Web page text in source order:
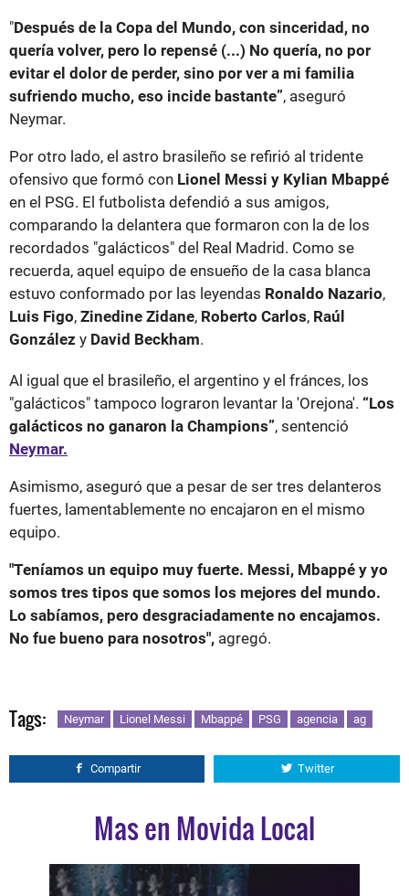
"Después de la Copa del Mundo, con sinceridad, no
quería volver, pero lo repensé (...) No quería, no por
evitar el dolor de perder, sino por ver a mi familia
sufriendo mucho, eso incide bastante”, aseguró
Neymar.
Por otro lado, el astro brasileño se refirió al tridente
ofensivo que formó con Lionel Messi y Kylian Mbappé
en el PSG. El futbolista defendió a sus amigos,
comparando la delantera que formaron con la de los
recordados "galácticos" del Real Madrid. Como se
recuerda, aquel equipo de ensueño de la casa blanca
estuvo conformado por las leyendas Ronaldo Nazario,
Luis Figo, Zinedine Zidane, Roberto Carlos, Raúl
González y David Beckham.
Al igual que el brasileño, el argentino y el fránces, los
"galácticos" tampoco lograron levantar la 'Orejona'. “Los
galácticos no ganaron la Champions”, sentenció
Neymar.
Asimismo, aseguró que a pesar de ser tres delanteros
fuertes, lamentablemente no encajaron en el mismo
equipo.
"Teníamos un equipo muy fuerte. Messi, Mbappé y yo
somos tres tipos que somos los mejores del mundo.
Lo sabíamos, pero desgraciadamente no encajamos.
No fue bueno para nosotros", agregó.
Tags: Neymar Lionel Messi Mbappé PSG agencia ag
Compartir Twitter
Mas en Movida Local